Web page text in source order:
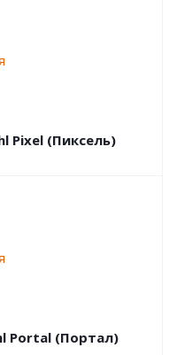
Pixel (Пиксель)
Portal (Портал)